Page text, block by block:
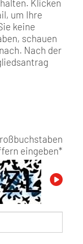
Klicken
um Ihre
keine
schauen
Nach der
eingeben*